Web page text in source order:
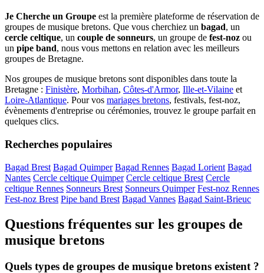
Je Cherche un Groupe est la première plateforme de réservation de
groupes de musique bretons. Que vous cherchiez un bagad, un
cercle celtique, un couple de sonneurs, un groupe de fest-noz ou
un pipe band, nous vous mettons en relation avec les meilleurs
groupes de Bretagne.
Nos groupes de musique bretons sont disponibles dans toute la
Bretagne : Finistère, Morbihan, Côtes-d'Armor, Ille-et-Vilaine et
Loire-Atlantique. Pour vos mariages bretons, festivals, fest-noz,
évènements d'entreprise ou cérémonies, trouvez le groupe parfait en
quelques clics.
Recherches populaires
Bagad Brest Bagad Quimper Bagad Rennes Bagad Lorient Bagad
Nantes Cercle celtique Quimper Cercle celtique Brest Cercle
celtique Rennes Sonneurs Brest Sonneurs Quimper Fest-noz Rennes
Fest-noz Brest Pipe band Brest Bagad Vannes Bagad Saint-Brieuc
Questions fréquentes sur les groupes de
musique bretons
Quels types de groupes de musique bretons existent ?